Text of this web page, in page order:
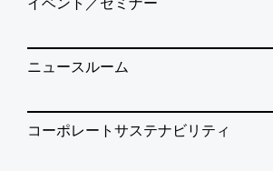
ニュースルーム
コーポレートサステナビリティ